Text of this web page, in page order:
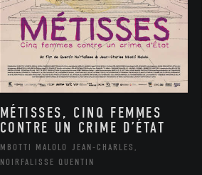
MÉTISSES, CINQ FEMMES
CONTRE UN CRIME D’ÉTAT
MBOTTI MALOLO JEAN-CHARLES,
NOIRFALISSE QUENTIN